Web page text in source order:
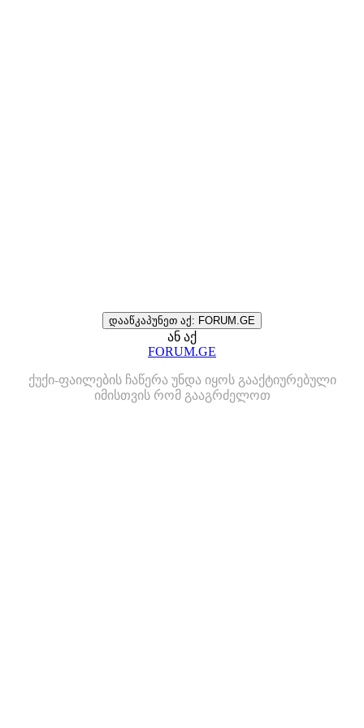
დააწკაპუნეთ აქ: FORUM.GE
ან აქ
FORUM.GE
ქუქი-ფაილების ჩაწერა უნდა იყოს გააქტიურებული
იმისთვის რომ გააგრძელოთ